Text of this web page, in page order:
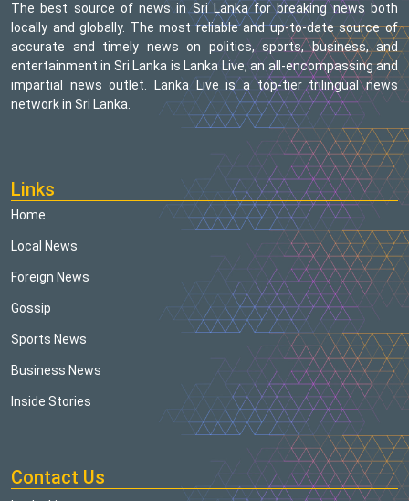
The best source of news in Sri Lanka for breaking news both
locally and globally. The most reliable and up-to-date source of
accurate and timely news on politics, sports, business, and
entertainment in Sri Lanka is Lanka Live, an all-encompassing and
impartial news outlet. Lanka Live is a top-tier trilingual news
network in Sri Lanka.
Links
Home
Local News
Foreign News
Gossip
Sports News
Business News
Inside Stories
Contact Us